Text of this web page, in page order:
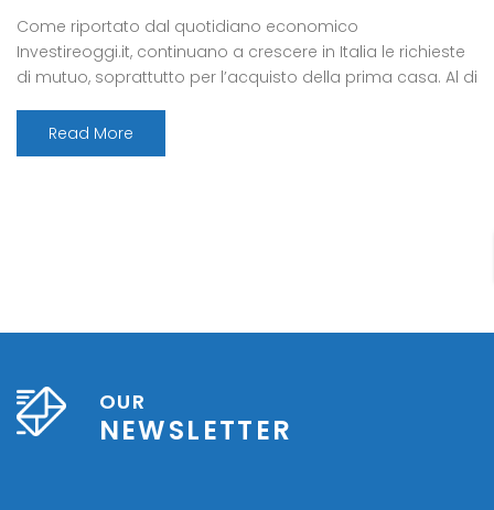
Come riportato dal quotidiano economico
Investireoggi.it, continuano a crescere in Italia le richieste
di mutuo, soprattutto per l’acquisto della prima casa. Al di
zone della penisola si è fatto più abbordabile, le ragioni di
questo trend sono da ricercarsi nel mantenimento di
Read More
OUR
NEWSLETTER